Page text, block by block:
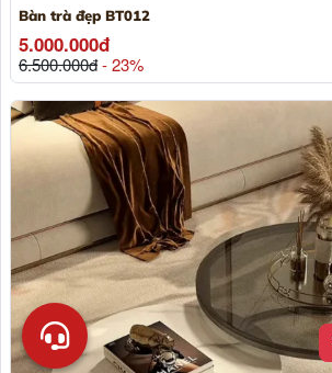
Bàn trà đẹp BT012
5.000.000đ
6.500.000đ- 23%